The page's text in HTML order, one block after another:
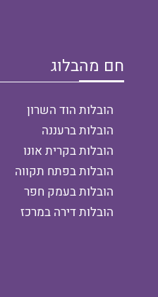
חם מהבלוג
הובלות הוד השרון
הובלות ברעננה
הובלות בקרית אונו
הובלות בפתח תקווה
הובלות בעמק חפר
הובלות דירה במרכז